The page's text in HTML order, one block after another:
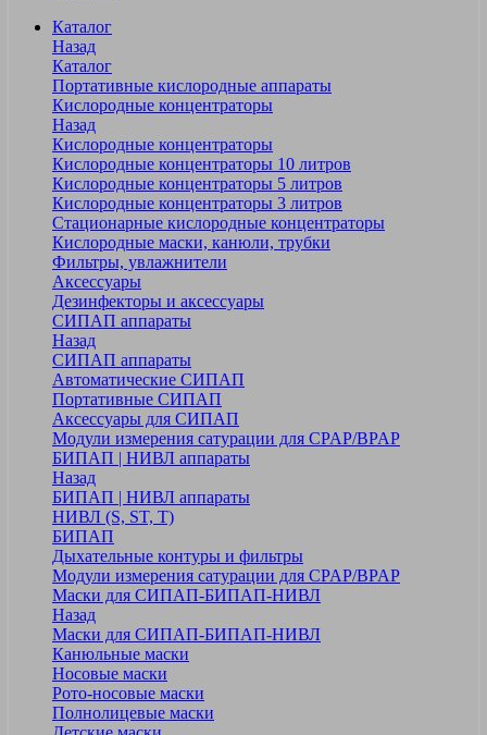
Каталог
Назад
Каталог
Портативные кислородные аппараты
Кислородные концентраторы
Назад
Кислородные концентраторы
Кислородные концентраторы 10 литров
Кислородные концентраторы 5 литров
Кислородные концентраторы 3 литров
Стационарные кислородные концентраторы
Кислородные маски, канюли, трубки
Фильтры, увлажнители
Аксессуары
Дезинфекторы и аксессуары
СИПАП аппараты
Назад
СИПАП аппараты
Автоматические СИПАП
Портативные СИПАП
Аксессуары для СИПАП
Модули измерения сатурации для CPAP/BPAP
БИПАП | НИВЛ аппараты
Назад
БИПАП | НИВЛ аппараты
НИВЛ (S, ST, T)
БИПАП
Дыхательные контуры и фильтры
Модули измерения сатурации для CPAP/BPAP
Маски для СИПАП-БИПАП-НИВЛ
Назад
Маски для СИПАП-БИПАП-НИВЛ
Канюльные маски
Носовые маски
Рото-носовые маски
Полнолицевые маски